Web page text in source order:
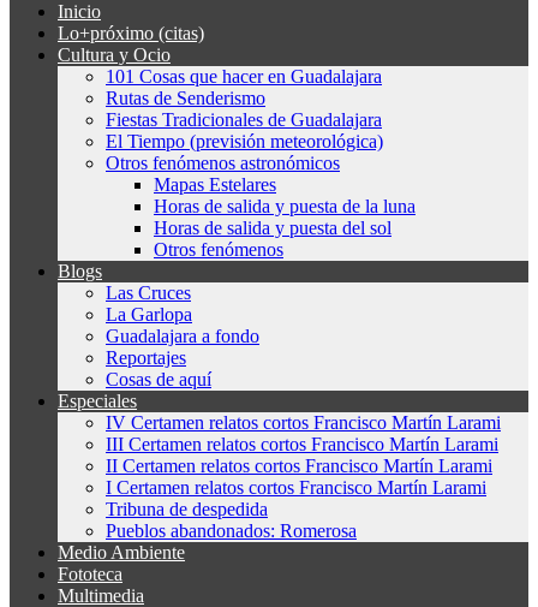
Inicio
Lo+próximo (citas)
Cultura y Ocio
101 Cosas que hacer en Guadalajara
Rutas de Senderismo
Fiestas Tradicionales de Guadalajara
El Tiempo (previsión meteorológica)
Otros fenómenos astronómicos
Mapas Estelares
Horas de salida y puesta de la luna
Horas de salida y puesta del sol
Otros fenómenos
Blogs
Las Cruces
La Garlopa
Guadalajara a fondo
Reportajes
Cosas de aquí
Especiales
IV Certamen relatos cortos Francisco Martín Larami
III Certamen relatos cortos Francisco Martín Larami
II Certamen relatos cortos Francisco Martín Larami
I Certamen relatos cortos Francisco Martín Larami
Tribuna de despedida
Pueblos abandonados: Romerosa
Medio Ambiente
Fototeca
Multimedia